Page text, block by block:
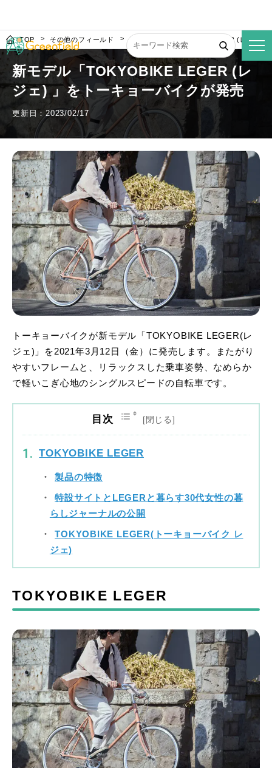
TOP その他のフィールド 新モデル「TOKYOBIKE LEGER (レジェ)
新モデル「TOKYOBIKE LEGER (レ
ジェ) 」をトーキョーバイクが発売
更新日：2023/02/17
トーキョーバイクが新モデル「TOKYOBIKE LEGER(レ
ジェ)」を2021年3月12日（金）に発売します。またがり
やすいフレームと、リラックスした乗車姿勢、なめらか
で軽いこぎ心地のシングルスピードの自転車です。
目次
TOKYOBIKE LEGER
製品の特徴
特設サイトとLEGERと暮らす30代女性の暮
らしジャーナルの公開
TOKYOBIKE LEGER(トーキョーバイク レ
ジェ)
TOKYOBIKE LEGER